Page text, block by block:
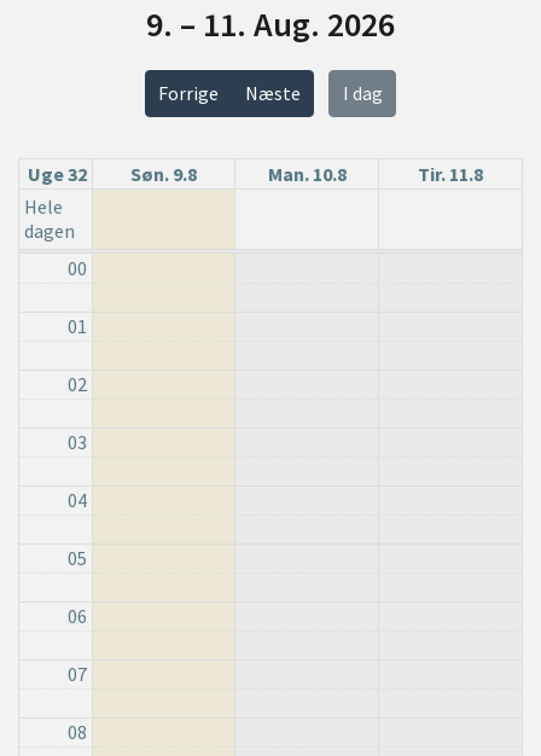
Forrige Næste I dag
9. – 11. Aug. 2026
Uge 32 Søn. 9.8 Man. 10.8
Tir. 11.8
Hele
dagen
00
01
02
03
04
05
06
07
08